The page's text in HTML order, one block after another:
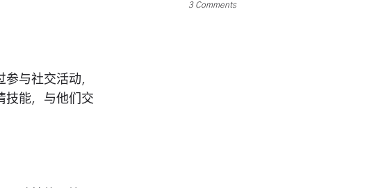
与社交活动，
技能，与他们交
3 Comments